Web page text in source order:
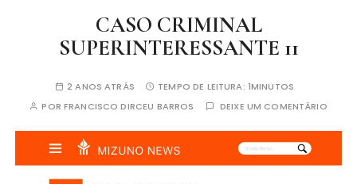
CASO CRIMINAL
SUPERINTERESSANTE 11
2 ANOS ATRÁS TEMPO DE LEITURA: 1MINUTOS
POR FRANCISCO DIRCEU BARROS DEIXE UM COMENTÁRIO